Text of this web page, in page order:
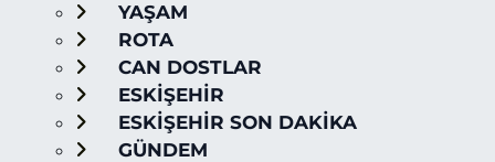
YAŞAM
ROTA
CAN DOSTLAR
ESKİŞEHİR
ESKİŞEHİR SON DAKİKA
GÜNDEM